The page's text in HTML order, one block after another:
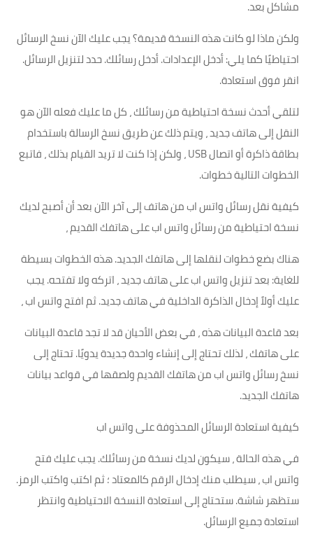
مشاكل بعد.
ولكن ماذا لو كانت هذه النسخة قديمة؟ يجب عليك الآن نسخ الرسائل
احتياطيًا كما يلي: أدخل الإعدادات. أدخل رسائلك. حدد لتنزيل الرسائل.
انقر فوق استعادة.
لتلقي أحدث نسخة احتياطية من رسائلك ، كل ما عليك فعله الآن هو
النقل إلى هاتف جديد ، ويتم ذلك عن طريق نسخ الرسالة باستخدام
بطاقة ذاكرة أو اتصال USB ، ولكن إذا كنت لا تريد القيام بذلك ، فاتبع
الخطوات التالية خطوات.
كيفية نقل رسائل واتس اب من هاتف إلى آخر الآن بعد أن أصبح لديك
نسخة احتياطية من رسائل واتس اب على هاتفك القديم ،
هناك بضع خطوات لنقلها إلى هاتفك الجديد. هذه الخطوات بسيطة
للغاية: بعد تنزيل واتس اب على هاتف جديد ، اتركه ولا تفتحه. يجب
عليك أولاً إدخال الذاكرة الداخلية في هاتف جديد. ثم افتح واتس اب ،
بعد قاعدة البيانات هذه ، في بعض الأحيان قد لا تجد قاعدة البيانات
على هاتفك ، لذلك تحتاج إلى إنشاء واحدة جديدة يدويًا. تحتاج إلى
نسخ رسائل واتس اب من هاتفك القديم ولصقها في قواعد بيانات
هاتفك الجديد.
كيفية استعادة الرسائل المحذوفة على واتس اب
في هذه الحالة ، سيكون لديك نسخة من رسائلك. يجب عليك فتح
واتس اب ، سيطلب منك إدخال الرقم كالمعتاد ؛ ثم اكتب واكتب الرمز.
ستظهر شاشة. ستحتاج إلى استعادة النسخة الاحتياطية وانتظر
استعادة جميع الرسائل.